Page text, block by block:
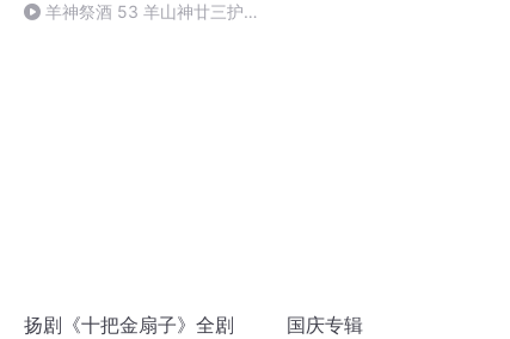
羊神祭酒 53 羊山神廿三护祭
扬剧《十把金扇子》全剧 国庆专辑